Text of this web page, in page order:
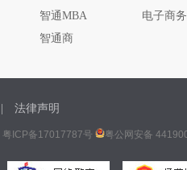
智通MBA
智通商
电子商
法律声明
粤ICP备17017787号 粤公网安备